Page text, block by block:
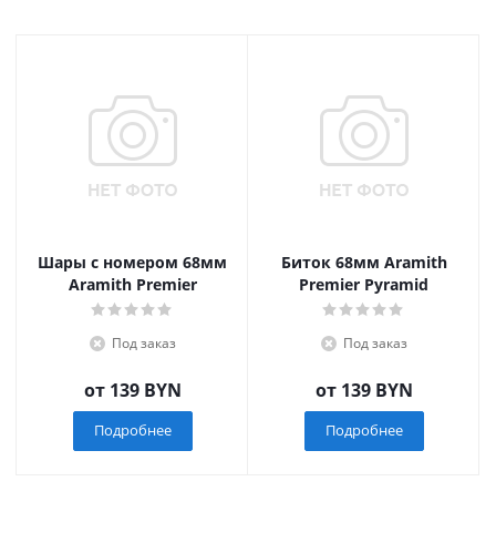
Шары с номером 68мм
Aramith Premier
Под заказ
от 139 BYN
Подробнее
Биток 68мм Aramith
Premier Pyramid
Под заказ
от 139 BYN
Подробнее